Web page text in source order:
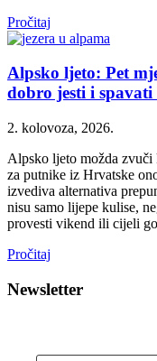
Pročitaj
Alpsko ljeto: Pet
dobro jesti i spavati
2. kolovoza, 2026.
Alpsko ljeto možda zvuči
za putnike iz Hrvatske
izvediva alternativa
nisu samo lijepe kulise,
provesti vikend ili cijeli
Pročitaj
Newsletter